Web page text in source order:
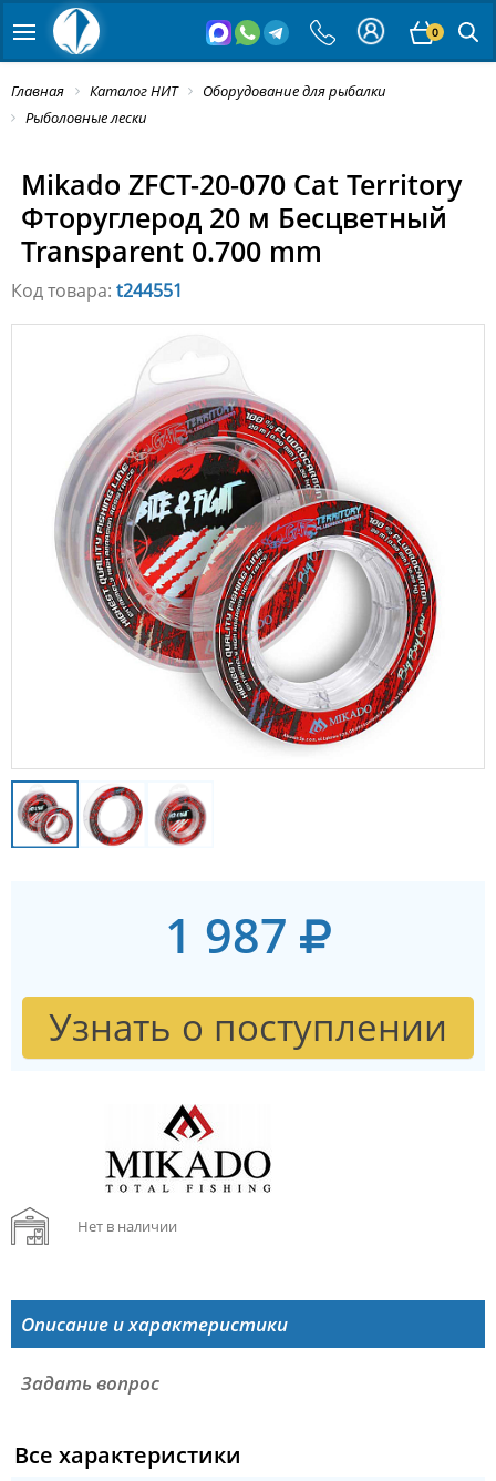
0
Главная Каталог НИТ
Оборудование для рыбалки
Рыболовные лески
Mikado ZFCT-20-070 Cat Territory
Фторуглерод 20 м Бесцветный
Transparent 0.700 mm
Код товара: t244551
1 987
Узнать о поступлении
Нет в наличии
Описание и характеристики
Задать вопрос
Все характеристики